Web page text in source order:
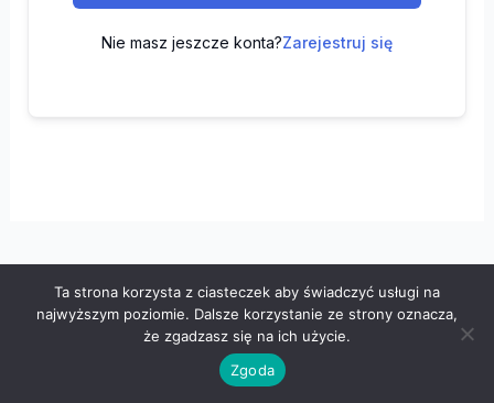
Nie masz jeszcze konta?Zarejestruj się
Wszelkie prawa zastrzeżone © 2026 "100 z matematyki" -
Polityka prywatności- Regulamin
Ta strona korzysta z ciasteczek aby świadczyć usługi na
najwyższym poziomie. Dalsze korzystanie ze strony oznacza,
że zgadzasz się na ich użycie.
Zgoda